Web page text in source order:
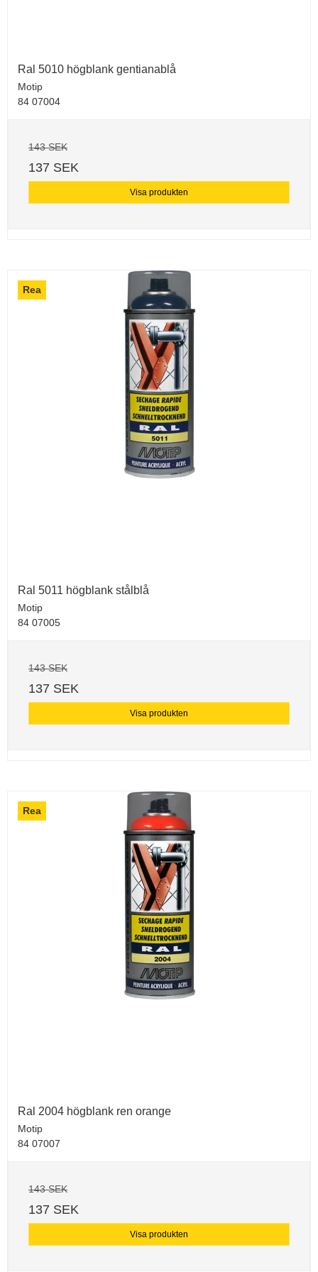
Ral 5010 högblank gentianablå
Motip
84 07004
143 SEK
137 SEK
Visa produkten
Rea
Ral 5011 högblank stålblå
Motip
84 07005
143 SEK
137 SEK
Visa produkten
Rea
Ral 2004 högblank ren orange
Motip
84 07007
143 SEK
137 SEK
Visa produkten